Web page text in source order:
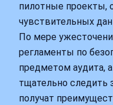
пилотные проекты,
чувствительных
По мере
регламенты по
предметом аудита,
тщательно следить
получат